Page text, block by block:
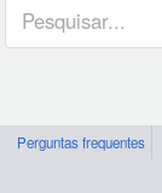
Perguntas frequentes